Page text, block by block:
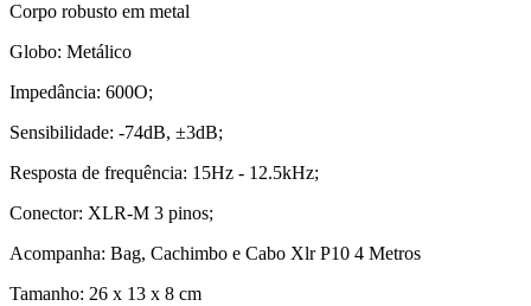
Corpo robusto em metal
Globo: Metálico
Impedância: 600O;
Sensibilidade: -74dB, ±3dB;
Resposta de frequência: 15Hz - 12.5kHz;
Conector: XLR-M 3 pinos;
Acompanha: Bag, Cachimbo e Cabo Xlr P10 4 Metros
Tamanho: 26 x 13 x 8 cm